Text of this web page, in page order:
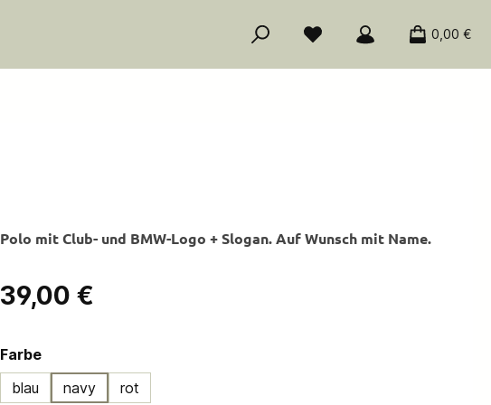
0,00 €
Polo mit Club- und BMW-Logo + Slogan. Auf Wunsch mit Name.
Regulärer Preis:
39,00 €
Farbeauswählen
blau
navy rot